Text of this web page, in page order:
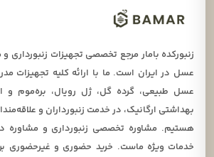
زنبورکده بامار مرجع تخصصی تجهیزات زنبورداری
عسل در ایران است. ما با ارائه کلیه تجهیزات
عسل طبیعی، گرده گل، ژل رویال، بره‌موم و
بهداشتی ارگانیک، در خدمت زنبورداران و
هستیم. مشاوره تخصصی زنبورداری و مشاوره
خدمات ویژه ماست. خرید حضوری و غیرحضوری